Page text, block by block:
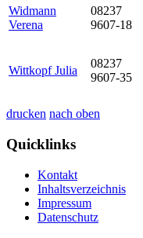
Widmann
Verena
08237
9607-18
Wittkopf Julia
08237
9607-35
drucken nach oben
Quicklinks
Kontakt
Inhaltsverzeichnis
Impressum
Datenschutz